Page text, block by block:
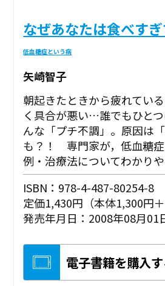
なぜあなたは食べす
低血糖症という病
矢崎智子
朝起きたときから疲れてい
く具合が悪い…誰でもひと
んな「プチ不調」。原因は
も？！ 専門家が，低血糖
例・治療法についてわかりや
ISBN：978-4-487-80254-8
定価1,430円（本体1,300円＋
発売年月日：2008年08月01
電子書籍を購入